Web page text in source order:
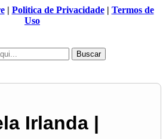
| Politica de Privacidade| Termos de
Uso
Buscar
Irlanda |